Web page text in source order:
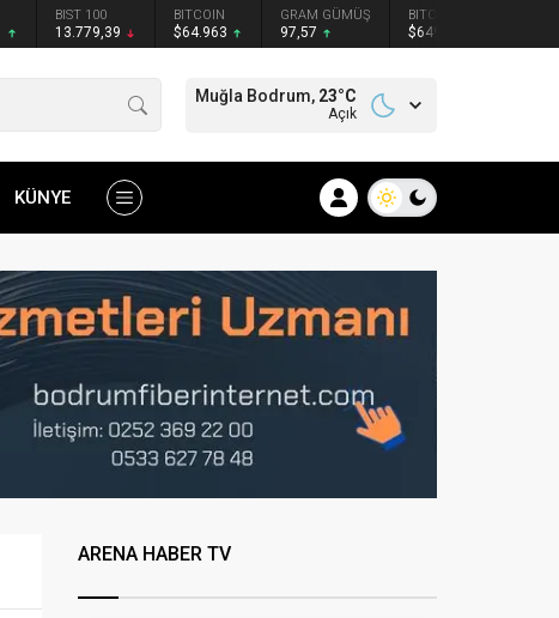
BIST 100
13.779,39
BITCOIN
$64.963
GRAM GÜMÜŞ
97,57
BITCOIN
$64929
Muğla Bodrum, 23°C
Açık
KÜNYE
ARENA HABER TV